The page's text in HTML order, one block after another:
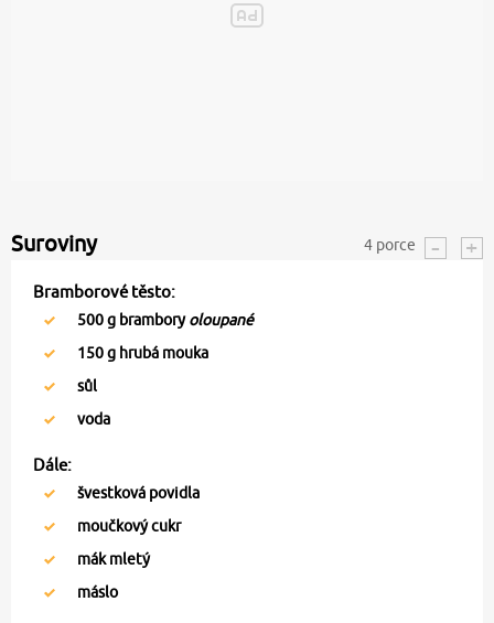
Suroviny 4 porce
Bramborové těsto:
500g bramboryoloupané
150g hrubá mouka
sůl
voda
Dále:
švestková povidla
moučkový cukr
mák mletý
máslo